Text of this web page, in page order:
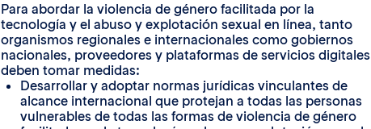
Para abordar la violencia de género facilitada por la
tecnología y el abuso y explotación sexual en línea, tanto
organismos regionales e internacionales como gobiernos
nacionales, proveedores y plataformas de servicios digitales
deben tomar medidas:
Desarrollar y adoptar normas jurídicas vinculantes de
alcance internacional que protejan a todas las personas
vulnerables de todas las formas de violencia de género